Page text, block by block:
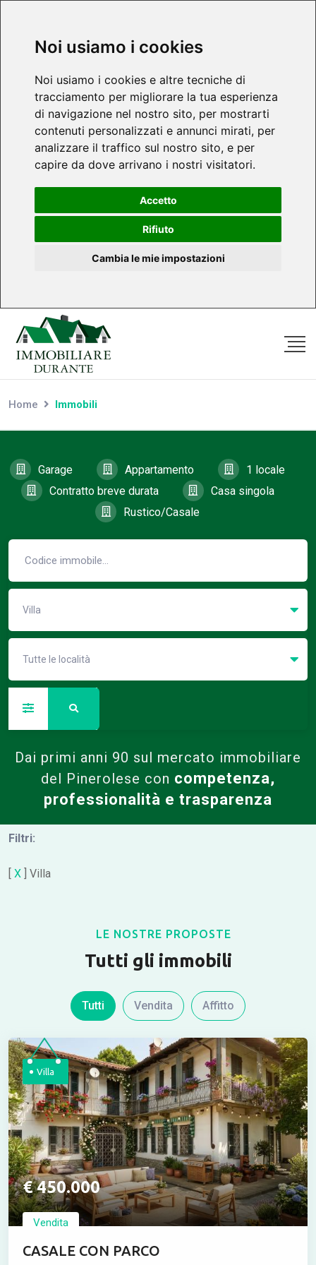
Noi usiamo i cookies
Noi usiamo i cookies e altre tecniche di
tracciamento per migliorare la tua esperienza
di navigazione nel nostro sito, per mostrarti
contenuti personalizzati e annunci mirati, per
analizzare il traffico sul nostro sito, e per
capire da dove arrivano i nostri visitatori.
Accetto
Rifiuto
Cambia le mie impostazioni
Home Immobili
Garage Appartamento
1 locale
Contratto breve durata
Casa singola
Rustico/Casale
Villa
Tutte le località
Dai primi anni 90 sul mercato immobiliare
del Pinerolese con competenza,
professionalità e trasparenza
Filtri:
[ X ] Villa
LE NOSTRE PROPOSTE
Tutti gli immobili
Tutti Vendita Affitto
Villa
€ 450.000
Vendita
CASALE CON PARCO